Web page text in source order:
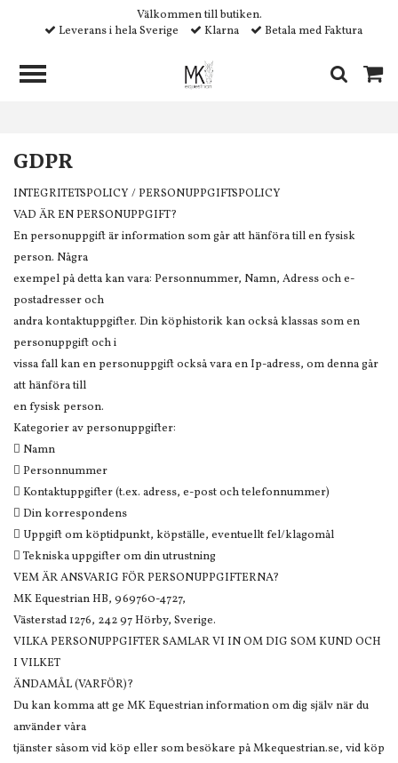
Välkommen till butiken.
Leverans i hela Sverige
Klarna Betala med Faktura
GDPR
INTEGRITETSPOLICY / PERSONUPPGIFTSPOLICY
VAD ÄR EN PERSONUPPGIFT?
En personuppgift är information som går att hänföra till en fysisk
person. Några
exempel på detta kan vara: Personnummer, Namn, Adress och e-
postadresser och
andra kontaktuppgifter. Din köphistorik kan också klassas som en
personuppgift och i
vissa fall kan en personuppgift också vara en Ip-adress, om denna går
att hänföra till
en fysisk person.
Kategorier av personuppgifter:
 Namn
 Personnummer
 Kontaktuppgifter (t.ex. adress, e-post och telefonnummer)
 Din korrespondens
 Uppgift om köptidpunkt, köpställe, eventuellt fel/klagomål
 Tekniska uppgifter om din utrustning
VEM ÄR ANSVARIG FÖR PERSONUPPGIFTERNA?
MK Equestrian HB, 969760-4727,
Västerstad 1276, 242 97 Hörby, Sverige.
VILKA PERSONUPPGIFTER SAMLAR VI IN OM DIG SOM KUND OCH
I VILKET
ÄNDAMÅL (VARFÖR)?
Du kan komma att ge MK Equestrian information om dig själv när du
använder våra
tjänster såsom vid köp eller som besökare på Mkequestrian.se, vid köp